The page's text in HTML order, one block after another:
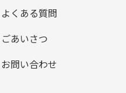
よくある質問
ごあいさつ
お問い合わせ